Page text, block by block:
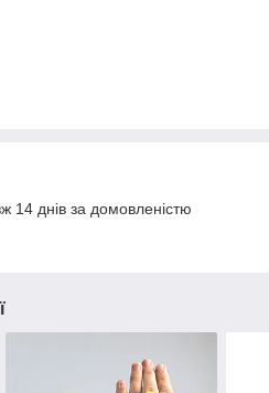
14 днів за домовленістю